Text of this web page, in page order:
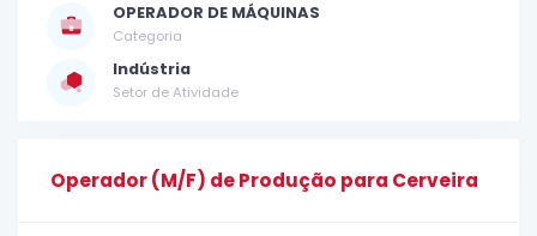
OPERADOR DE MÁQUINAS
Categoria
Indústria
Setor de Atividade
Operador (M/F) de Produção para Cerveira